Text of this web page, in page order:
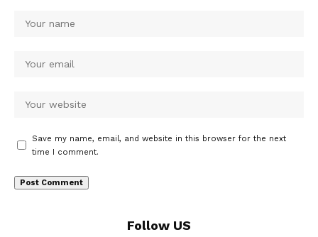
Save my name, email, and website in this browser for the next
time I comment.
Follow US